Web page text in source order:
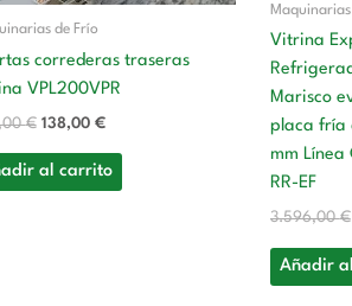
de Frío
correderas traseras
VPL200VPR
€ 138,00 €
al carrito
Vitrina
Marisco
placa fría
mm Línea
RR-EF
3.596,00€
Añadir